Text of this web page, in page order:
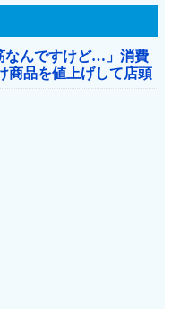
なんですけど…」消費
商品を値上げして店頭